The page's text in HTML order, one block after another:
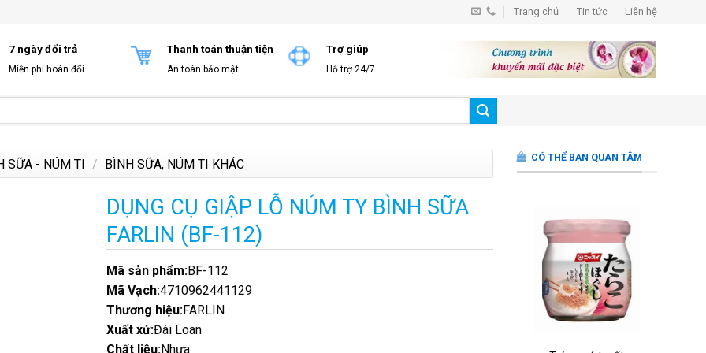
Trang chủ Tin tức Liên hệ
7 ngày đổi trả
Miễn phí hoàn đổi
Thanh toán thuận tiện
An toàn bảo mật
Trợ giúp
Hỗ trợ 24/7
SỮA - NÚM TI / BÌNH SỮA, NÚM TI KHÁC
DỤNG CỤ GIẬP LỖ NÚM TY BÌNH SỮA
FARLIN (BF-112)
Mã sản phẩm:BF-112
Mã Vạch:4710962441129
Thương hiệu:FARLIN
Xuất xứ:Đài Loan
Chất liệu:Nhựa
CÓ THỂ BẠN QUAN TÂM